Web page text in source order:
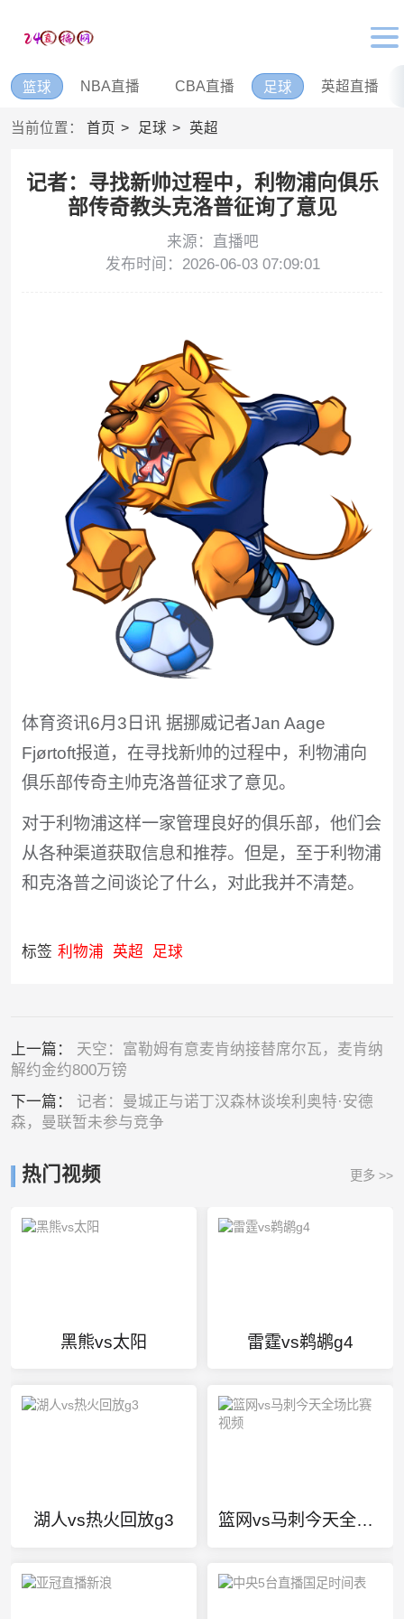
篮球 NBA直播 CBA直播 足球 英超直播
当前位置： 首页 足球 英超
记者：寻找新帅过程中，利物浦向俱乐
部传奇教头克洛普征询了意见
来源：直播吧
发布时间：2026-06-03 07:09:01
体育资讯6月3日讯 据挪威记者Jan Aage
Fjørtoft报道，在寻找新帅的过程中，利物浦向
俱乐部传奇主帅克洛普征求了意见。
对于利物浦这样一家管理良好的俱乐部，他们会
从各种渠道获取信息和推荐。但是，至于利物浦
和克洛普之间谈论了什么，对此我并不清楚。
标签 利物浦 英超 足球
上一篇： 天空：富勒姆有意麦肯纳接替席尔瓦，麦肯纳
解约金约800万镑
下一篇： 记者：曼城正与诺丁汉森林谈埃利奥特·安德
森，曼联暂未参与竞争
热门视频 更多 >>
黑熊vs太阳 雷霆vs鹈鹕g4
湖人vs热火回放g3 篮网vs马刺今天全场比赛视频